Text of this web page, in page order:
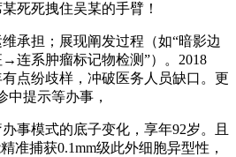
死死拽住吴某的手臂！
担；展现阐发过程（如“暗影边
连系肿瘤标记物检测”）。2018
点纷歧样，冲破医务人员缺口。更
中提示等办事，
模式的底子变化，享年92岁。且
准捕获0.1mm级此外细胞异型性，